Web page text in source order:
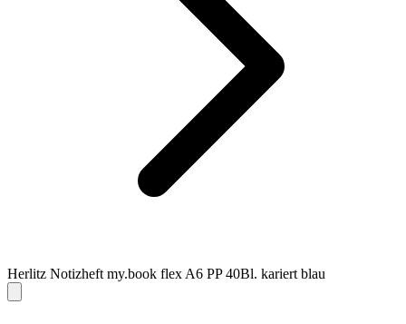
Herlitz Notizheft my.book flex A6 PP 40Bl. kariert blau